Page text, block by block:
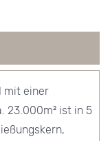
mit einer
23.000m² ist in 5